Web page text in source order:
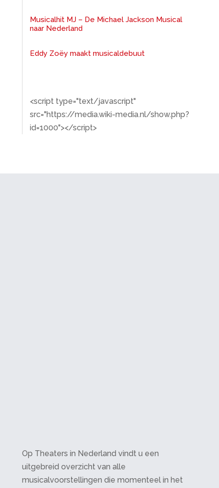
Musicalhit MJ – De Michael Jackson Musical
naar Nederland
Eddy Zoëy maakt musicaldebuut
<script type="text/javascript"
src="https://media.wiki-media.nl/show.php?
id=1000"></script>
Op Theaters in Nederland vindt u een
uitgebreid overzicht van alle
musicalvoorstellingen die momenteel in het